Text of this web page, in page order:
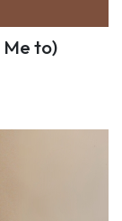
Me to)